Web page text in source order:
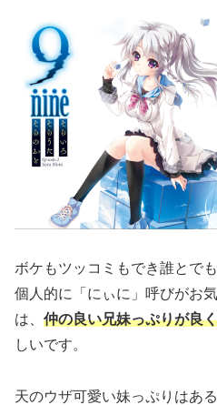
ボケもツッコミもでき誰とで
個人的に「にぃに」呼びがお
は、 仲の良い兄妹っぷりが良
しいです。
天のウザ可愛い妹っぷりはあ